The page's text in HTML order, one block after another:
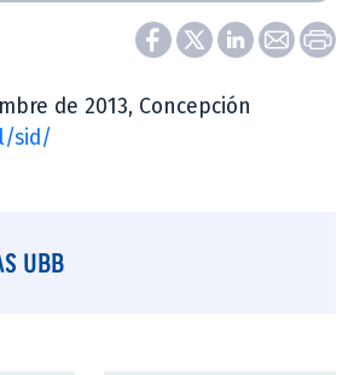
de 2013, Concepción
sid/
UBB